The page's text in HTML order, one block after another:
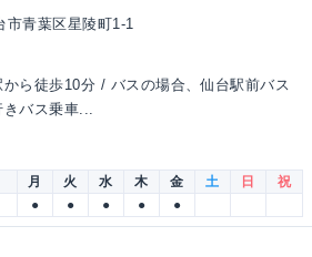
市青葉区星陵町1-1
ら徒歩10分 / バスの場合、仙台駅前バス
バス乗車...
月 火 水 木 金 土 日
祝
● ● ● ● ●